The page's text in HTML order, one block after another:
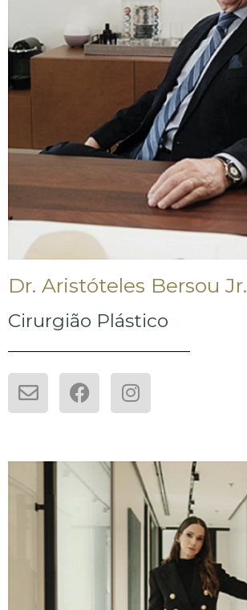
Dr. Aristóteles Bersou Jr.
Cirurgião Plástico